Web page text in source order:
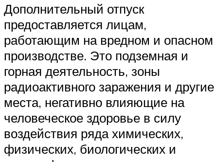
Дополнительный отпуск
предоставляется лицам,
работающим на вредном и опасном
производстве. Это подземная и
горная деятельность, зоны
радиоактивного заражения и другие
места, негативно влияющие на
человеческое здоровье в силу
воздействия ряда химических,
физических, биологических и